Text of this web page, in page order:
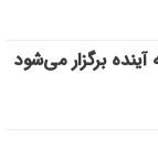
برگزار می‌شود